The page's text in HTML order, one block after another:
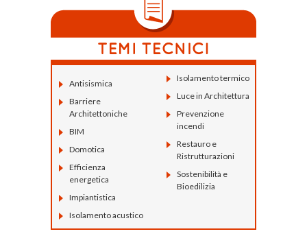
Antisismica
Barriere
Architettoniche
BIM
Domotica
Efficienza
energetica
Impiantistica
Isolamento acustico
Isolamento termico
Luce in Architettura
Prevenzione
incendi
Restauro e
Ristrutturazioni
Sostenibilità e
Bioedilizia